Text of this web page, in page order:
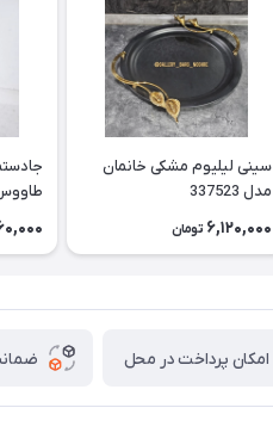
سینی لیلیوم مشکی خانمان
مدل 337523
6,120,000 تومان
امکان پرداخت در محل